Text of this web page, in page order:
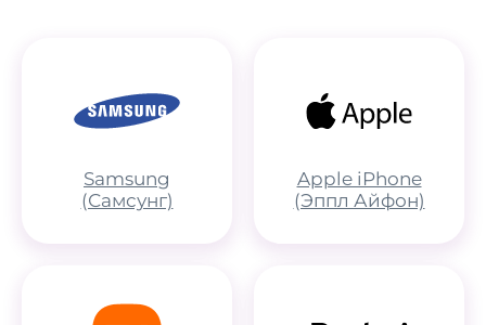
Samsung
(Самсунг)
Apple iPhone
(Эппл Айфон)